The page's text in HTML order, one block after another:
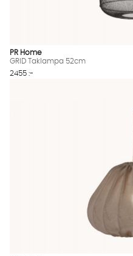
PR Home
GRID Taklampa 52cm
2455 :-